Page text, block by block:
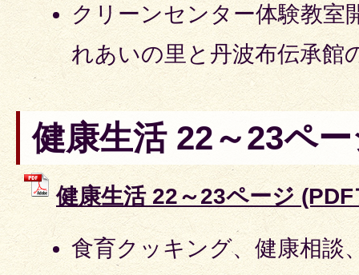
クリーンセンター体験教室
れあいの里と丹波布伝承館
健康生活 22～23ペ
健康生活 22～23ページ
食育クッキング、健康相談